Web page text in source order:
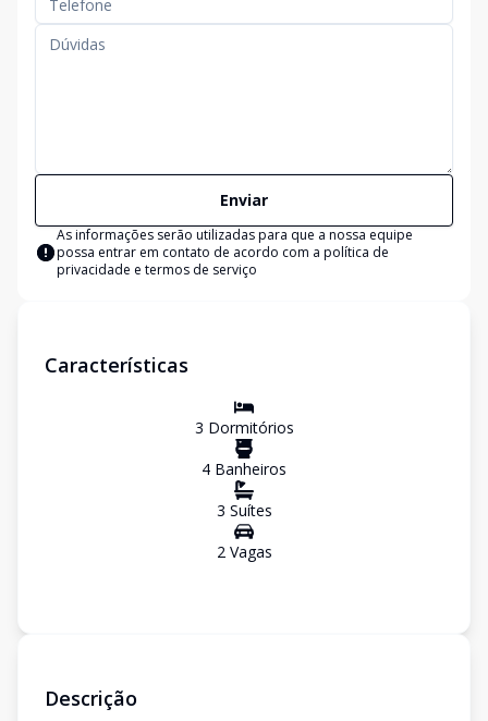
Enviar
As informações serão utilizadas para que a nossa equipe
possa entrar em contato de acordo com a política de
privacidade e termos de serviço
Características
3 Dormitórios
4 Banheiros
3 Suítes
2Vagas
Descrição